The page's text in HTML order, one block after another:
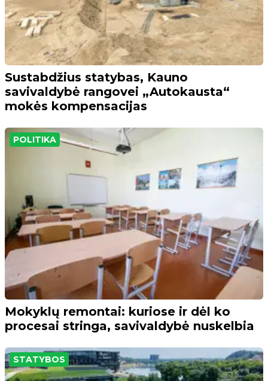
Sustabdžius statybas, Kauno
savivaldybė rangovei „Autokausta“
mokės kompensacijas
POLITIKA
Mokyklų remontai: kuriose ir dėl ko
procesai stringa, savivaldybė nuskelbia
STATYBOS